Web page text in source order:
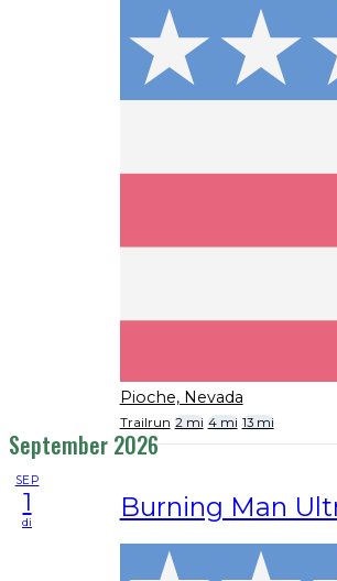
Pioche, Nevada
Trailrun 2 mi 4 mi 13 mi
September 2026
SEP
1
di Burning Man